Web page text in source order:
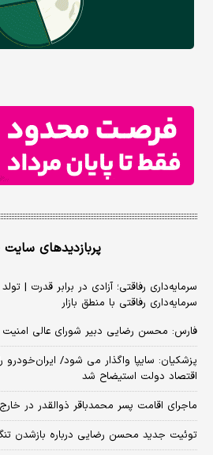
پربازدیدهای
سرمایه‌داری رفاقتی؛ آزادی در برابر قدرت |
سرمایه‌داری رفاقتی با منطق بازار
فارس: محسن رضایی دبیر شورای عالی
پزشکیان: سایپا واگذار می شود/ ایران‌خودرو
اقتصاد دولت استیضاح شد
ماجرای اقامت پسر محمدباقر ذوالقدر در
توئیت جدید محسن رضایی درباره بازشدن